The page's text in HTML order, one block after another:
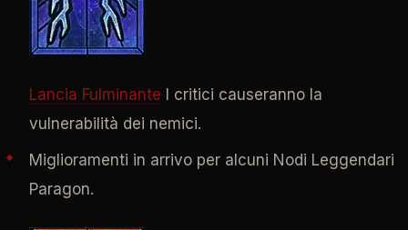
Lancia Fulminante I critici causeranno la
vulnerabilità dei nemici.
Miglioramenti in arrivo per alcuni Nodi Leggendari
Paragon.